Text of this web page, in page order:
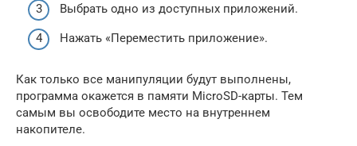
Выбрать одно из доступных приложений.
Нажать «Переместить приложение».
Как только все манипуляции будут выполнены,
программа окажется в памяти MicroSD-карты. Тем
самым вы освободите место на внутреннем
накопителе.